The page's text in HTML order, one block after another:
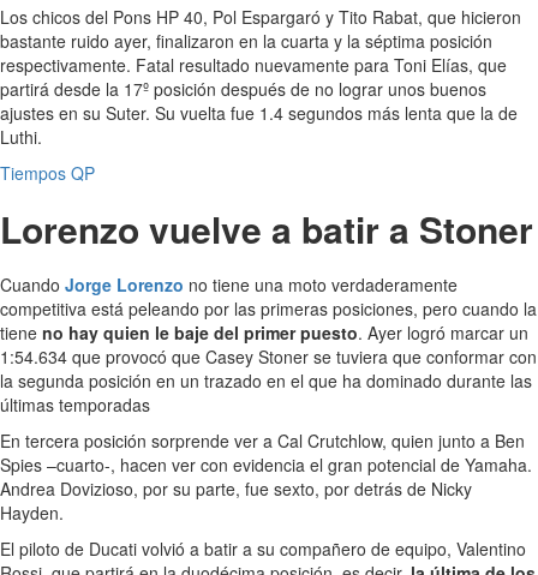
Los chicos del Pons HP 40, Pol Espargaró y Tito Rabat, que hicieron
bastante ruido ayer, finalizaron en la cuarta y la séptima posición
respectivamente. Fatal resultado nuevamente para Toni Elías, que
partirá desde la 17º posición después de no lograr unos buenos
ajustes en su Suter. Su vuelta fue 1.4 segundos más lenta que la de
Luthi.
Tiempos QP
Lorenzo vuelve a batir a Stoner
Cuando Jorge Lorenzo no tiene una moto verdaderamente
competitiva está peleando por las primeras posiciones, pero cuando la
tiene no hay quien le baje del primer puesto. Ayer logró marcar un
1:54.634 que provocó que Casey Stoner se tuviera que conformar con
la segunda posición en un trazado en el que ha dominado durante las
últimas temporadas
En tercera posición sorprende ver a Cal Crutchlow, quien junto a Ben
Spies –cuarto-, hacen ver con evidencia el gran potencial de Yamaha.
Andrea Dovizioso, por su parte, fue sexto, por detrás de Nicky
Hayden.
El piloto de Ducati volvió a batir a su compañero de equipo, Valentino